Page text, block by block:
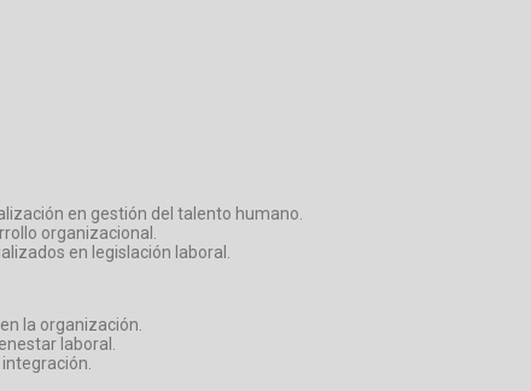
en gestión del talento humano.
organizacional.
en legislación laboral.
la organización.
laboral.